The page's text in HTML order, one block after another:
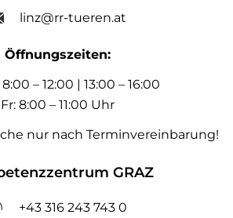
linz@rr-tueren.at
Öffnungszeiten:
– 12:00 | 13:00 – 16:00
Fr: 8:00 – 11:00 Uhr
nur nach Terminvereinbarung!
GRAZ
+43 316 243 743 0